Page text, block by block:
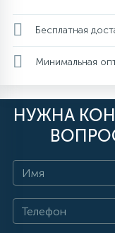
Бесплатная
Минимальная
НУЖНА